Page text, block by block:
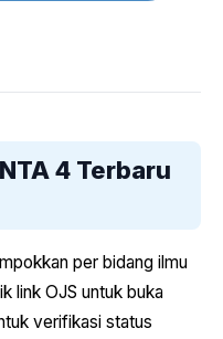
4 Terbaru
per bidang ilmu
link OJS untuk buka
verifikasi status